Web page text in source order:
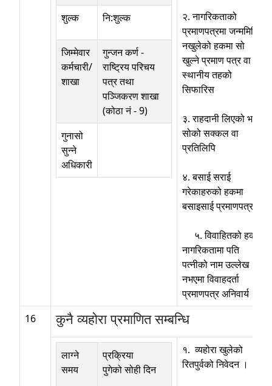
शुल्क नि:शुल्क
जिम्मेवार
कर्मचारी/
शाखा
गुन्जन कर्ण-
राष्ट्रिय परिचय
पत्र तथा
पञ्जिकरण शाखा
(कोठा नं - 9)
गुनासो
सुन्ने
अधिकारी
२. नागरिकताको
प्रमाणपत्रमा जन्ममिति
नखुलेको हकमा सो
खुल्ने प्रमाण पत्र वा
स्थानीय तहको
सिफारिस
३. राहदानी लिएको भए
सोको सक्कल वा
प्रतिलिपि
४. बसाई सराई
गरेकाहरुको हकमा
बसाइसाई प्रमाणपत्र
५. विवाहितको हकमा
नागरिकतामा पति
पत्नीको नाम उल्लेख
नभएमा विवाहदर्ता
प्रमाणपत्र अनिवार्य ।
16
कुनै व्यहोरा प्रमाणित सम्बन्धि
लाग्ने
समय
प्रक्रिया
पुगेको सोही दिन
१. व्यहोरा खुलेको
रितपुर्वको निवेदन ।